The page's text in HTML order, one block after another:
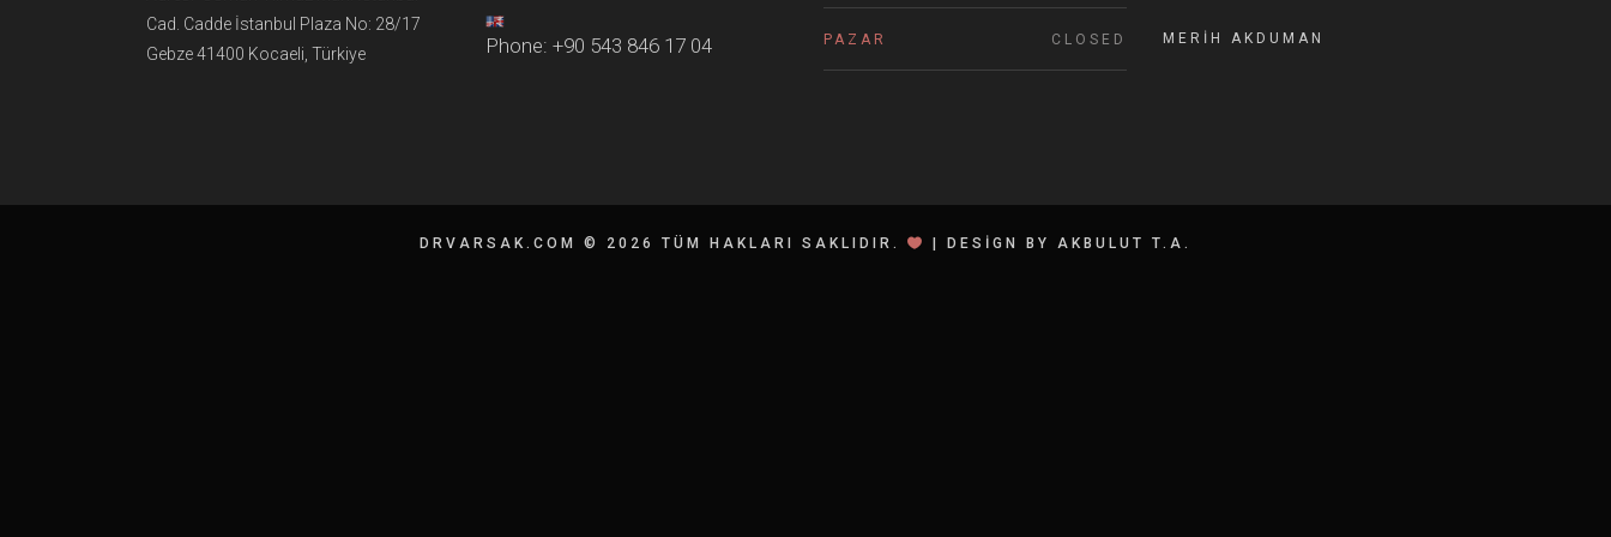
Cad. Cadde İstanbul Plaza No: 28/17
Gebze 41400 Kocaeli, Türkiye
Phone: +90 543 846 17 04 PAZAR CLOSED MERIH AKDUMAN
DRVARSAK.COM © 2026 TÜM HAKLARI SAKLIDIR. | DESIGN BY AKBULUT T.A.